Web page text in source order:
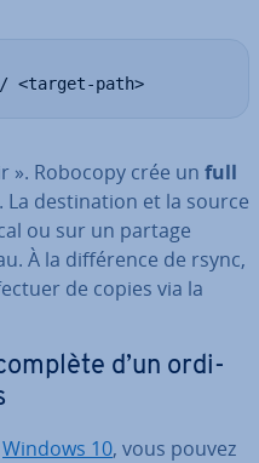
<target-path>
». Robocopy crée un full
. La des­ti­na­tion et la source
ou sur un partage
À la dif­fé­rence de rsync,
de copies via la
d’un or­di­
Windows 10, vous pouvez